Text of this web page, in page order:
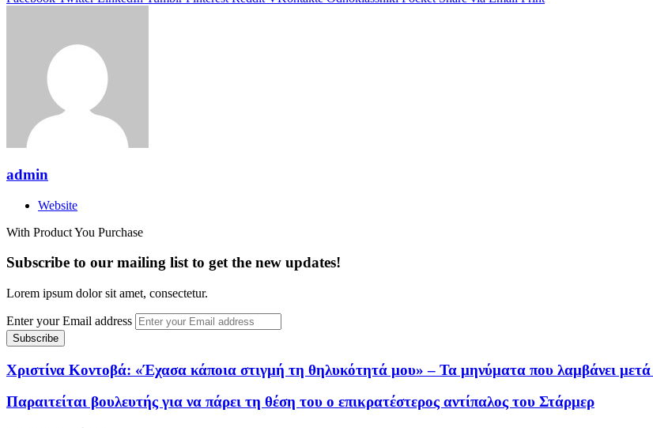
admin
Website
With Product You Purchase
Subscribe to our mailing list to get the new updates!
Lorem ipsum dolor sit amet, consectetur.
Enter your Email address
Χριστίνα Κοντοβά: «Έχασα κάποια στιγμή τη θηλυκότητά μου» – Τα μηνύματα που λαμβάνει μετά
Παραιτείται βουλευτής για να πάρει τη θέση του ο επικρατέστερος αντίπαλος του Στάρμερ